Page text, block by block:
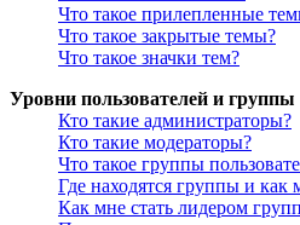
Что такое прилепленные
Что такое закрытые темы?
Что такое значки тем?
Уровни пользователей и группы
Кто такие администраторы?
Кто такие модераторы?
Что такое группы
Где находятся группы и как
Как мне стать лидером